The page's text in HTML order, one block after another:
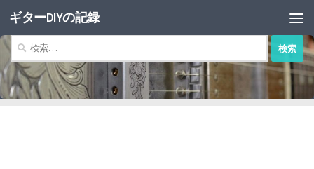
コンテンツへスキップ
ギターDIYの記録
索: